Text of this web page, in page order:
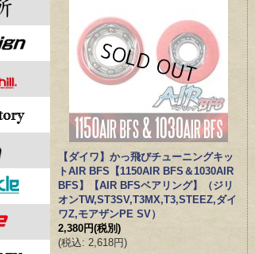
【ダイワ】かっ飛びチューニングキッ
トAIR BFS【1150AIR BFS＆1030AIR
BFS】【AIR BFSベアリング】（ジリ
オンTW,ST3SV,T3MX,T3,STEEZ,ダイ
ワZ,モアザンPE SV）
2,380円(税別)
(税込: 2,618円)